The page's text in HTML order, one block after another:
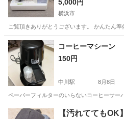
5,000円
横浜市
ご覧頂きありがとうございます。 かんたん
神奈川 横浜市 生活家電
コーヒーマシーン
150円
中川駅 8月8日
ペーパーフィルターのいらないコーヒーサー
神奈川 横浜市 中川駅 生活家電
【汚れてても